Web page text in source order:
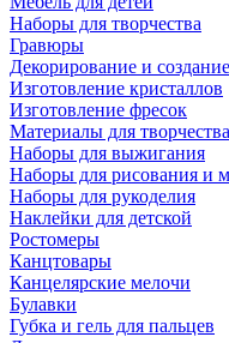
Наборы для творчества
Гравюры
Декорирование и
Изготовление кристаллов
Изготовление фресок
Материалы для творчества
Наборы для выжигания
Наборы для рисования и
Наборы для рукоделия
Наклейки для детской
Ростомеры
Канцтовары
Канцелярские мелочи
Булавки
Губка и гель для пальцев